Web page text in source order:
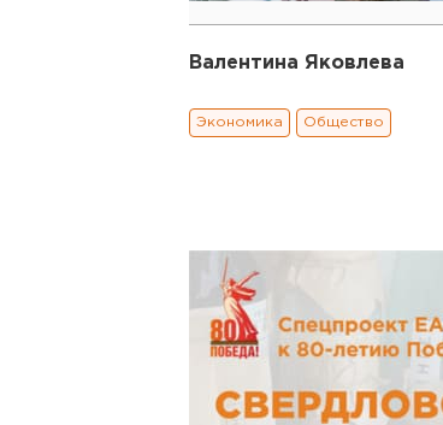
Валентина Яковлева
Экономика Общество